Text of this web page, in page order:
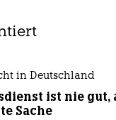
in Deutschland
ist nie
Sache